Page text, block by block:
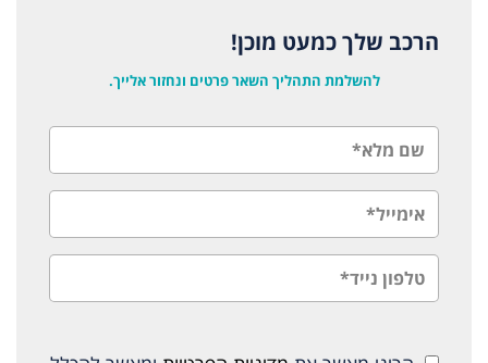
הרכב שלך כמעט מוכן!
להשלמת התהליך השאר פרטים ונחזור אלייך.